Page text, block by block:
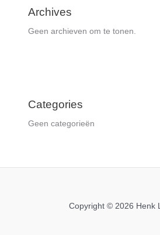
Archives
Geen archieven om te tonen.
Categories
Geen categorieën
Copyright © 2026 Henk